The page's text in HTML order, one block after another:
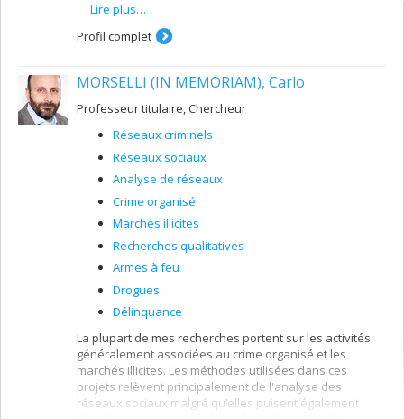
par les jeunes membres de gangs et les jeunes de la
rue, les filles en particulier.
Lire plus…
Profil complet
MORSELLI (IN MEMORIAM), Carlo
Professeur titulaire, Chercheur
Réseaux criminels
Réseaux sociaux
Analyse de réseaux
Crime organisé
Marchés illicites
Recherches qualitatives
Armes à feu
Drogues
Délinquance
La plupart de mes recherches portent sur les activités
généralement associées au crime organisé et les
marchés illicites. Les méthodes utilisées dans ces
projets relèvent principalement de l'analyse des
réseaux sociaux malgré qu’elles puisent également